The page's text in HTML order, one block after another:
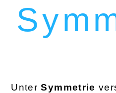
UnterSymmetrie